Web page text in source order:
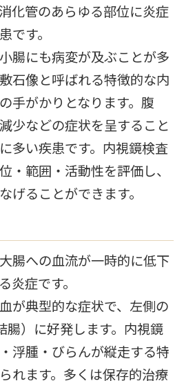
化管のあらゆる部位に炎症
です。
腸にも病変が及ぶことが多
石像と呼ばれる特徴的な内
手がかりとなります。腹
少などの症状を呈すること
多い疾患です。内視鏡検査
・範囲・活動性を評価し、
げることができます。
腸への血流が一時的に低下
炎症です。
が典型的な症状で、左側の
腸）に好発します。内視鏡
浮腫・びらんが縦走する特
れます。多くは保存的治療